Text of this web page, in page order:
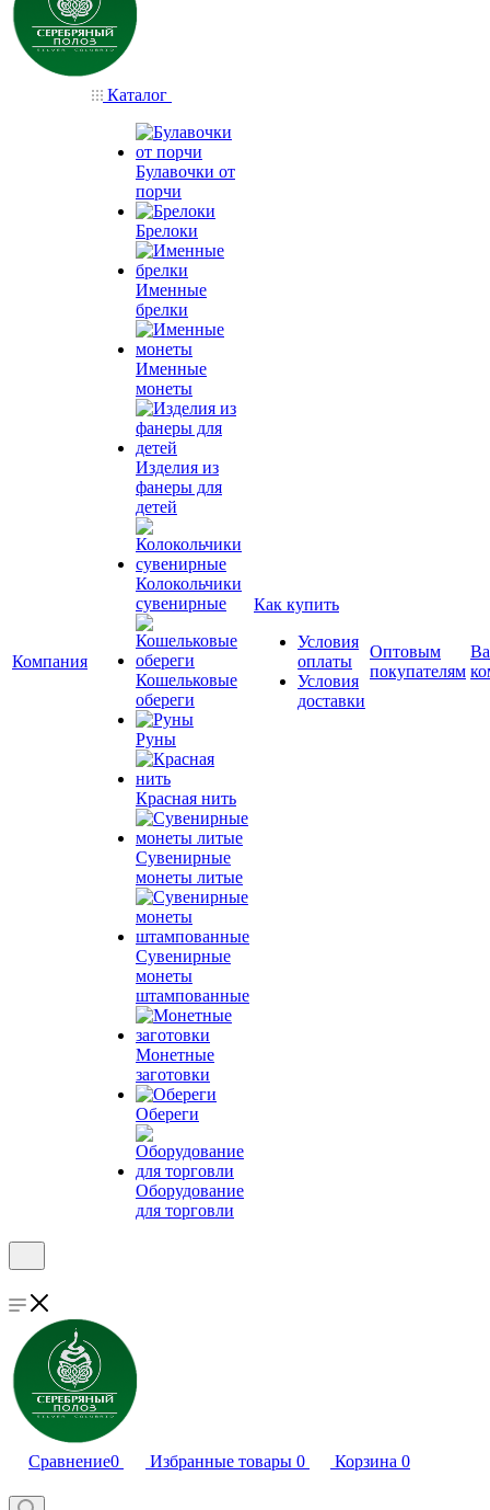
Компания
Каталог
Булавочки от
порчи
Брелоки
Именные
брелки
Именные
монеты
Изделия из
фанеры для
детей
Колокольчики
сувенирные
Кошельковые
обереги
Руны
Красная нить
Сувенирные
монеты литые
Сувенирные
монеты
штампованные
Монетные
заготовки
Обереги
Оборудование
для торговли
Как купить
Условия
оплаты
Условия
доставки
Оптовым
покупателям
Сравнение0 Избранные товары 0 Корзина 0